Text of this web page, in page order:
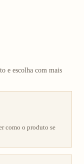
e escolha com mais
como o produto se